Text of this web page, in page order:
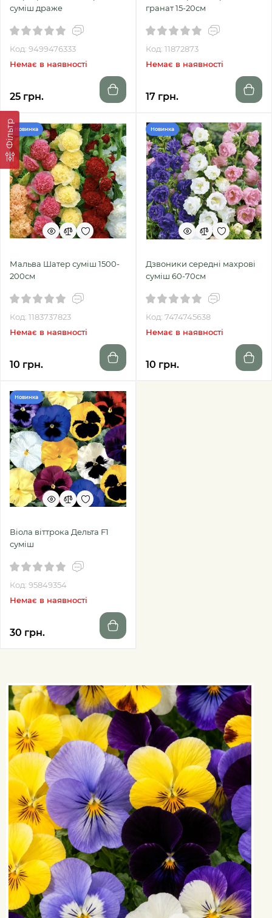
Фільтр
суміш драже
Код: 9499476333
Немає в наявності
25 грн.
гранат 15-20см
Код: 11872873
Немає в наявності
17 грн.
Новинка
Мальва Шатер суміш 1500-
200см
Код: 1183737823
Немає в наявності
10 грн.
Новинка
Дзвоники середні махрові
суміш 60-70см
Код: 7474745638
Немає в наявності
10 грн.
Новинка
Віола віттрока Дельта F1
суміш
Код: 95849354
Немає в наявності
30 грн.